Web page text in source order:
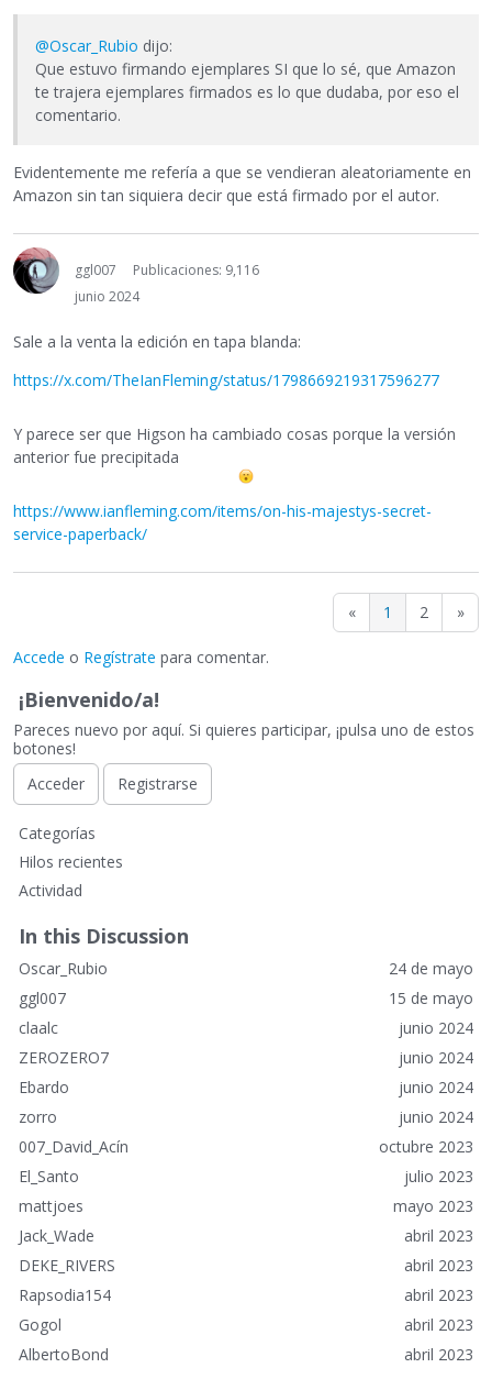
@Oscar_Rubio dijo:
Que estuvo firmando ejemplares SI que lo sé, que Amazon
te trajera ejemplares firmados es lo que dudaba, por eso el
comentario.
Evidentemente me refería a que se vendieran aleatoriamente en
Amazon sin tan siquiera decir que está firmado por el autor.
ggl007
Publicaciones: 9,116
junio 2024
Sale a la venta la edición en tapa blanda:
https://x.com/TheIanFleming/status/1798669219317596277
Y parece ser que Higson ha cambiado cosas porque la versión
anterior fue precipitada
https://www.ianfleming.com/items/on-his-majestys-secret-
service-paperback/
« 1 2 »
Accede o Regístrate para comentar.
¡Bienvenido/a!
Pareces nuevo por aquí. Si quieres participar, ¡pulsa uno de estos
botones!
Acceder
Registrarse
E
n
a
c
e
s
r
á
p
d
o
s
Categorías
Hilos recientes
Actividad
In this Discussion
24 de mayo
Oscar_Rubio
15 de mayo
ggl007
junio 2024
claalc
junio 2024
ZEROZERO7
junio 2024
Ebardo
junio 2024
zorro
octubre 2023
007_David_Acín
julio 2023
El_Santo
mayo 2023
mattjoes
abril 2023
Jack_Wade
abril 2023
DEKE_RIVERS
abril 2023
Rapsodia154
abril 2023
Gogol
abril 2023
AlbertoBond